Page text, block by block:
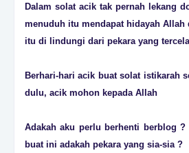
Dalam solat acik tak pernah lekang
menuduh itu mendapat hidayah Allah
itu di lindungi dari pekara yang
Berhari-hari acik buat solat istikarah
dulu, acik mohon kepada Allah
Adakah aku perlu berhenti berblog ?
buat ini adakah pekara yang sia-sia ?